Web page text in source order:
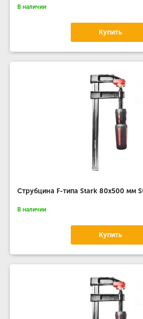
В наличии
Купить
Струбцина F-типа Stark 80x500 мм
В наличии
Купить